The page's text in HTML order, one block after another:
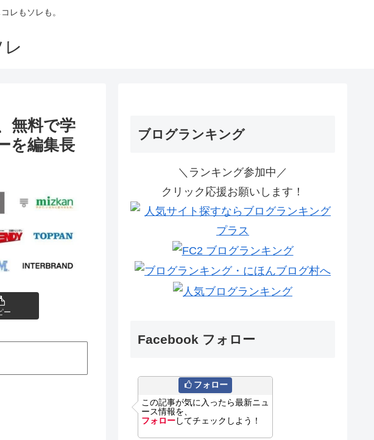
レもソレも。
無料で学
を編集長
ー
ブログランキング
＼ランキング参加中／
クリック応援お願いします！
Facebook フォロー
フォロー
この記事が気に入ったら最新ニュ
ース情報を、
フォローしてチェックしよう！